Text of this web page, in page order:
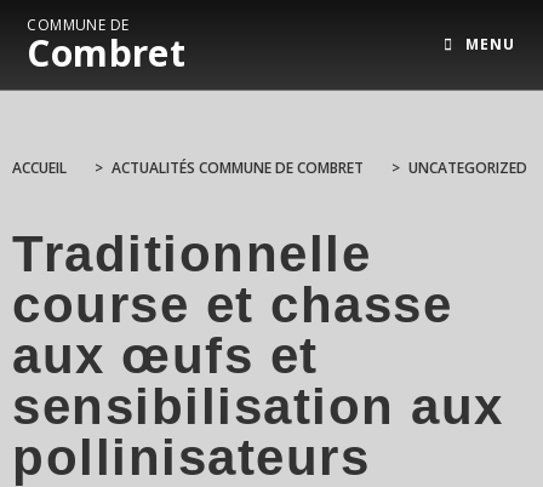
COMMUNE DE
Combret MENU
ACCUEIL > ACTUALITÉS COMMUNE DE COMBRET > UNCATEGORIZED
Traditionnelle
course et chasse
aux œufs et
sensibilisation aux
pollinisateurs